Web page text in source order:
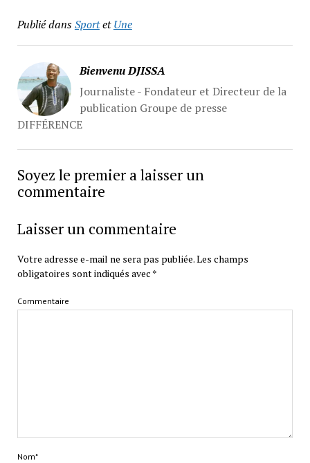
Publié dansSportetUne
Bienvenu DJISSA
Journaliste - Fondateur et Directeur de la
publication Groupe de presse
DIFFÉRENCE
Soyez le premier a laisser un
commentaire
Laisser un commentaire
Votre adresse e-mail ne sera pas publiée.Les champs
obligatoires sont indiqués avec *
Commentaire
Nom*